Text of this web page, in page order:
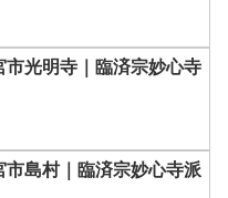
市光明寺｜臨済宗妙心寺
市島村｜臨済宗妙心寺派